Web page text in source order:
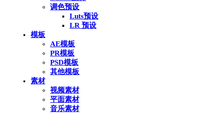
调色预设
Luts预设
LR 预设
模板
AE模板
PR模板
PSD模板
其他模板
素材
视频素材
平面素材
音乐素材